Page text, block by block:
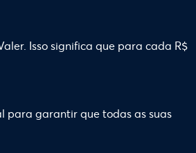
Isso significa que para cada R$
para garantir que todas as suas